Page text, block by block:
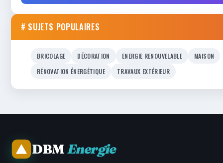
# SUJETS POPULAIRES
BRICOLAGE DÉCORATION ENERGIE RENOUVELABLE
MAISON
RÉNOVATION ÉNERGÉTIQUE
TRAVAUX EXTÉRIEUR
DBMEnergie